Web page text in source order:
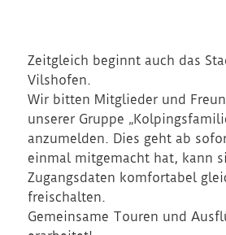
Zeitgleich beginnt auch das
Vilshofen.
Wir bitten Mitglieder und
unserer Gruppe
anzumelden. Dies geht ab
einmal mitgemacht hat, kann
Zugangsdaten komfortabel
freischalten.
Gemeinsame Touren und